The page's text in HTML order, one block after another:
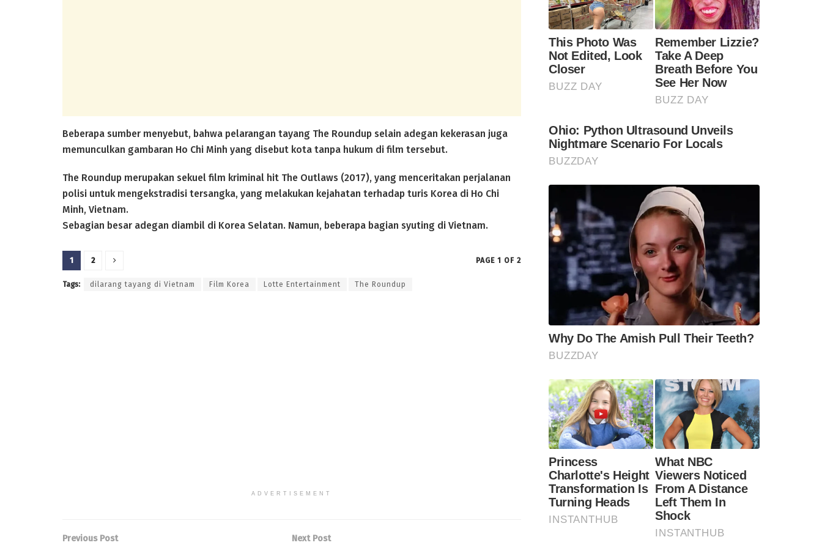
Beberapa sumber menyebut, bahwa pelarangan tayang The Roundup selain adegan kekerasan juga
memunculkan gambaran Ho Chi Minh yang disebut kota tanpa hukum di film tersebut.
The Roundup merupakan sekuel film kriminal hit The Outlaws (2017), yang menceritakan perjalanan
polisi untuk mengekstradisi tersangka, yang melakukan kejahatan terhadap turis Korea di Ho Chi
Minh, Vietnam.
Sebagian besar adegan diambil di Korea Selatan. Namun, beberapa bagian syuting di Vietnam.
PAGE 1 OF 2
1 2
Tags: dilarang tayang di Vietnam Film Korea Lotte Entertainment The Roundup
ADVERTISEMENT
Previous Post Next Post